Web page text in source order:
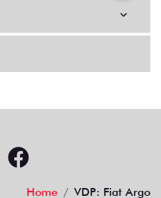
Home VDP: Fiat Argo